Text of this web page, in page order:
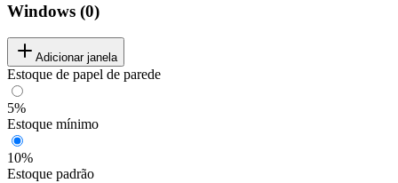
Windows (0)
Adicionar janela
Estoque de papel de parede
5%
Estoque mínimo
10%
Estoque padrão